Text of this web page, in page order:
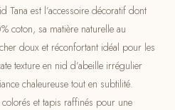
Tana est l’accessoire décoratif dont
coton, sa matière naturelle au
doux et réconfortant idéal pour les
texture en nid d’abeille irrégulier
chaleureuse tout en subtilité.
et tapis raffinés pour une